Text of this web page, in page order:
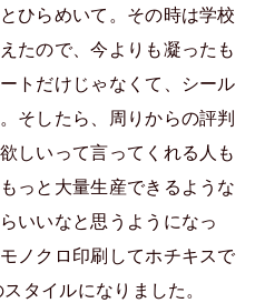
ひらめいて。その時は学校
たので、今よりも凝ったも
トだけじゃなくて、シール
そしたら、周りからの評判
しいって言ってくれる人も
っと大量生産できるような
いいなと思うようになっ
ノクロ印刷してホチキスで
タイルになりました。